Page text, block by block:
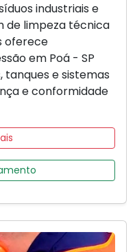
industriais e
de limpeza técnica
oferece
em Poá - SP
e sistemas
e conformidade